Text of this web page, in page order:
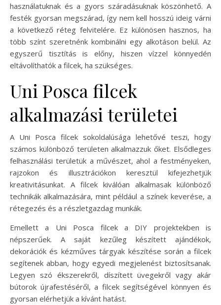
használatuknak és a gyors száradásuknak köszönhető. A
festék gyorsan megszárad, így nem kell hosszú ideig várni
a következő réteg felvitelére. Ez különösen hasznos, ha
több színt szeretnénk kombinálni egy alkotáson belül. Az
egyszerű tisztítás is előny, hiszen vízzel könnyedén
eltávolíthatók a filcek, ha szükséges.
Uni Posca filcek
alkalmazási területei
A Uni Posca filcek sokoldalúsága lehetővé teszi, hogy
számos különböző területen alkalmazzuk őket. Elsődleges
felhasználási területük a művészet, ahol a festményeken,
rajzokon és illusztrációkon keresztül kifejezhetjük
kreativitásunkat. A filcek kiválóan alkalmasak különböző
technikák alkalmazására, mint például a színek keverése, a
rétegezés és a részletgazdag munkák.
Emellett a Uni Posca filcek a DIY projektekben is
népszerűek. A saját kezűleg készített ajándékok,
dekorációk és kézműves tárgyak készítése során a filcek
segítenek abban, hogy egyedi megjelenést biztosítsanak.
Legyen szó ékszerekről, díszített üvegekről vagy akár
bútorok újrafestéséről, a filcek segítségével könnyen és
gyorsan elérhetjük a kívánt hatást.